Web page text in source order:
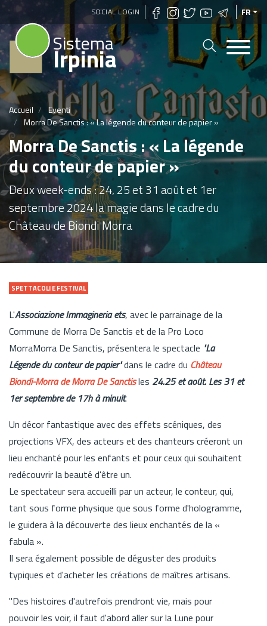
Aller
contenu
principal
SOCIAL LOGIN FR
Sistema
Irpinia
Accueil
Eventi
Morra De Sanctis : « La légende du conteur de papier »
Morra De Sanctis : « La légende
du conteur de papier »
Deux week-ends : 24, 25 et 31 août et 1er
septembre 2024 la magie dans le cadre du
Château de Biondi Morra
SPETTACOLI E FESTIVAL
L'Associazione Immagineria ets, avec le parrainage de la
Commune de Morra De Sanctis et de la Pro Loco
MorraMorra De Sanctis, présentera le spectacle "La
Légende du conteur de papier"dans le cadre du Château
Biondi-Morra de Morra De Sanctisles 24.25 et août. Les 31 et
1er septembre de 17h à minuit.
Un décor fantastique avec des effets scéniques, des
projections VFX, des acteurs et des chanteurs créeront un
lieu enchanté pour les enfants et pour ceux qui souhaitent
redécouvrir la beauté d'être un.
Le spectateur sera accueilli par un acteur, le conteur, qui,
tant sous forme physique que sous forme d'hologramme,
le guidera à la découverte des lieux enchantés de la «
fabula ».
Il sera également possible de déguster des produits
typiques et d'acheter les créations de maîtres artisans.
"Des histoires d'autrefois prendront vie, mais pour
pouvoir les voir, il faut d'abord aller sur la Lune pour